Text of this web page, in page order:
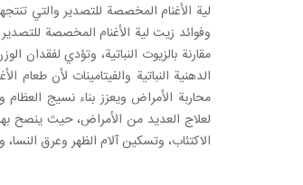
لية الأغنام المخصصة للتصدير والتي
وفوائد زيت لية الأغنام المخصصة
مقارنة بالزيوت النباتية، وتؤدي
الدهنية النباتية والفيتامينات لأن
محاربة الأمراض ويعزز بناء نسيج
لعلاج العديد من الأمراض، حيث ينصح
الاكتئاب، وتسكين آلام الظهر وعرق النسا،